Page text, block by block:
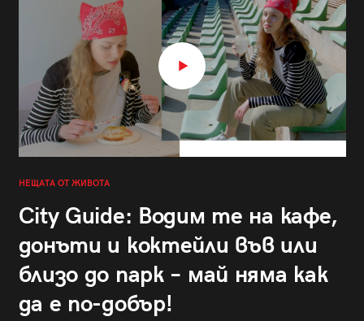
НЕЩАТА ОТ ЖИВОТА
City Guide: Водим те на кафе,
донъти и коктейли във или
близо до парк – май няма как
да е по-добър!